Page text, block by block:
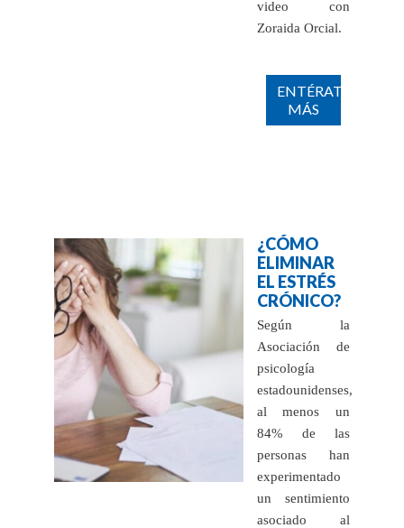
video con
Zoraida Orcial.
ENTÉRATE
MÁS
¿CÓMO
ELIMINAR
EL ESTRÉS
CRÓNICO?
Según la
Asociación de
psicología
estadounidenses,
al menos un
84% de las
personas han
experimentado
un sentimiento
asociado al